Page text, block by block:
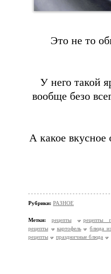
Это не то
У него такой
вообще безо
А какое вкусное
Рубрики: РАЗНОЕ
Метки: рецепты
рецепты
рецепты
картофель
блюда
рецепты
праздничные блюда